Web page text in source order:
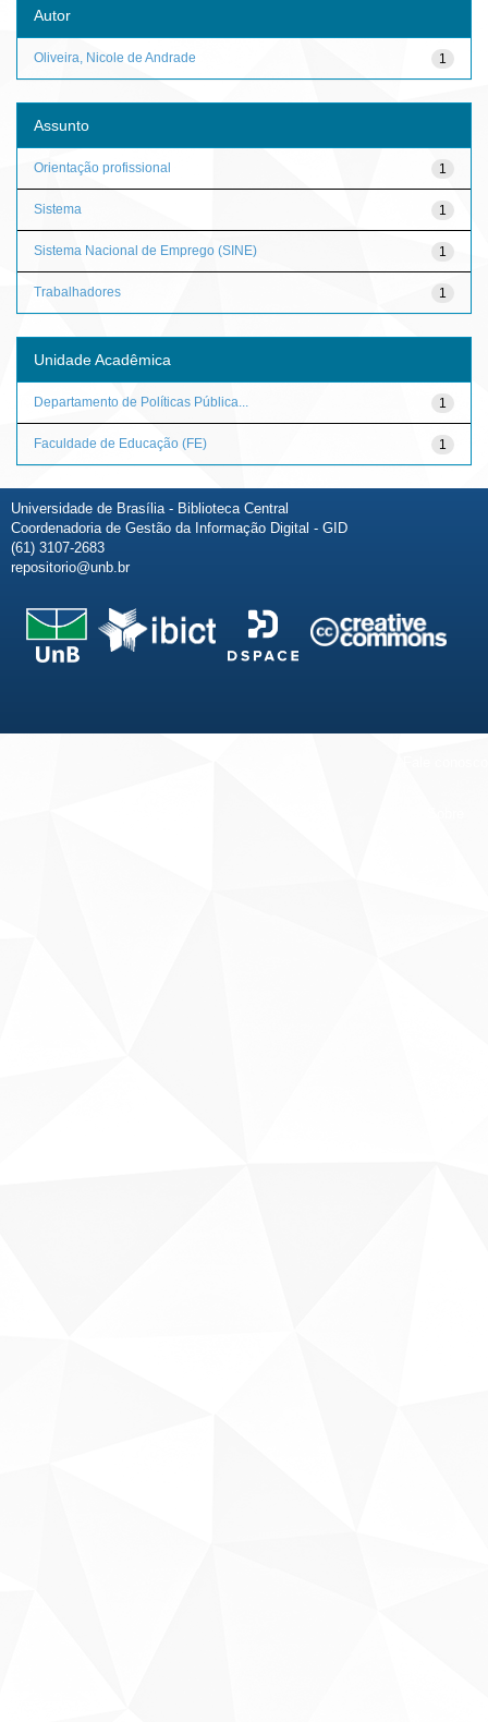
Autor
1
Oliveira, Nicole de Andrade
Assunto
1
Orientação profissional
1
Sistema
1
Sistema Nacional de Emprego (SINE)
1
Trabalhadores
Unidade Acadêmica
1
Departamento de Políticas Pública...
1
Faculdade de Educação (FE)
Universidade de Brasília - Biblioteca Central
Coordenadoria de Gestão da Informação Digital - GID
(61) 3107-2683
repositorio@unb.br